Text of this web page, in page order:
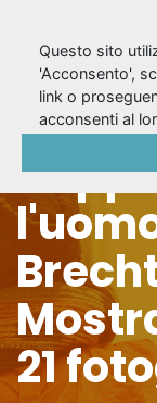
21
Questo sito
'Acconsento',
link o
acconsenti al